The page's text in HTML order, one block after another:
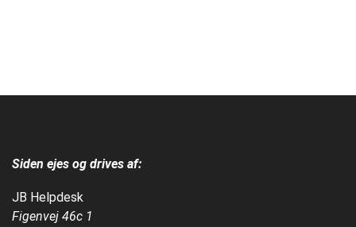
Siden ejes og drives af:
JB Helpdesk
Figenvej 46c 1